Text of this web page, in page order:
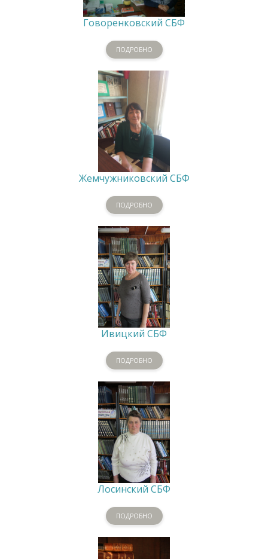
Говоренковский СБФ
ПОДРОБНО
Жемчужниковский СБФ
ПОДРОБНО
Ивицкий СБФ
ПОДРОБНО
Лосинский СБФ
ПОДРОБНО